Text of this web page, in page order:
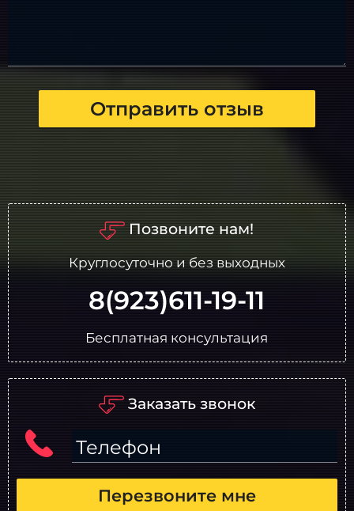
Отправить отзыв
Позвоните нам!
Круглосуточно и без выходных
8(923)611-19-11
Бесплатная консультация
Заказать звонок
Телефон
Перезвоните мне